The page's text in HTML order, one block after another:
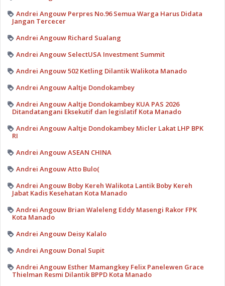
Andrei Angouw Perpres No.96 Semua Warga Harus Didata
Jangan Tercecer
Andrei Angouw Richard Sualang
Andrei Angouw SelectUSA Investment Summit
Andrei Angouw 502 Ketling Dilantik Walikota Manado
Andrei Angouw Aaltje Dondokambey
Andrei Angouw Aaltje Dondokambey KUA PAS 2026
Ditandatangani Eksekutif dan legislatif Kota Manado
Andrei Angouw Aaltje Dondokambey Micler Lakat LHP BPK
RI
Andrei Angouw ASEAN CHINA
Andrei Angouw Atto Bulo(
Andrei Angouw Boby Kereh Walikota Lantik Boby Kereh
Jabat Kadis Kesehatan Kota Manado
Andrei Angouw Brian Waleleng Eddy Masengi Rakor FPK
Kota Manado
Andrei Angouw Deisy Kalalo
Andrei Angouw Donal Supit
Andrei Angouw Esther Mamangkey Felix Panelewen Grace
Thielman Resmi Dilantik BPPD Kota Manado